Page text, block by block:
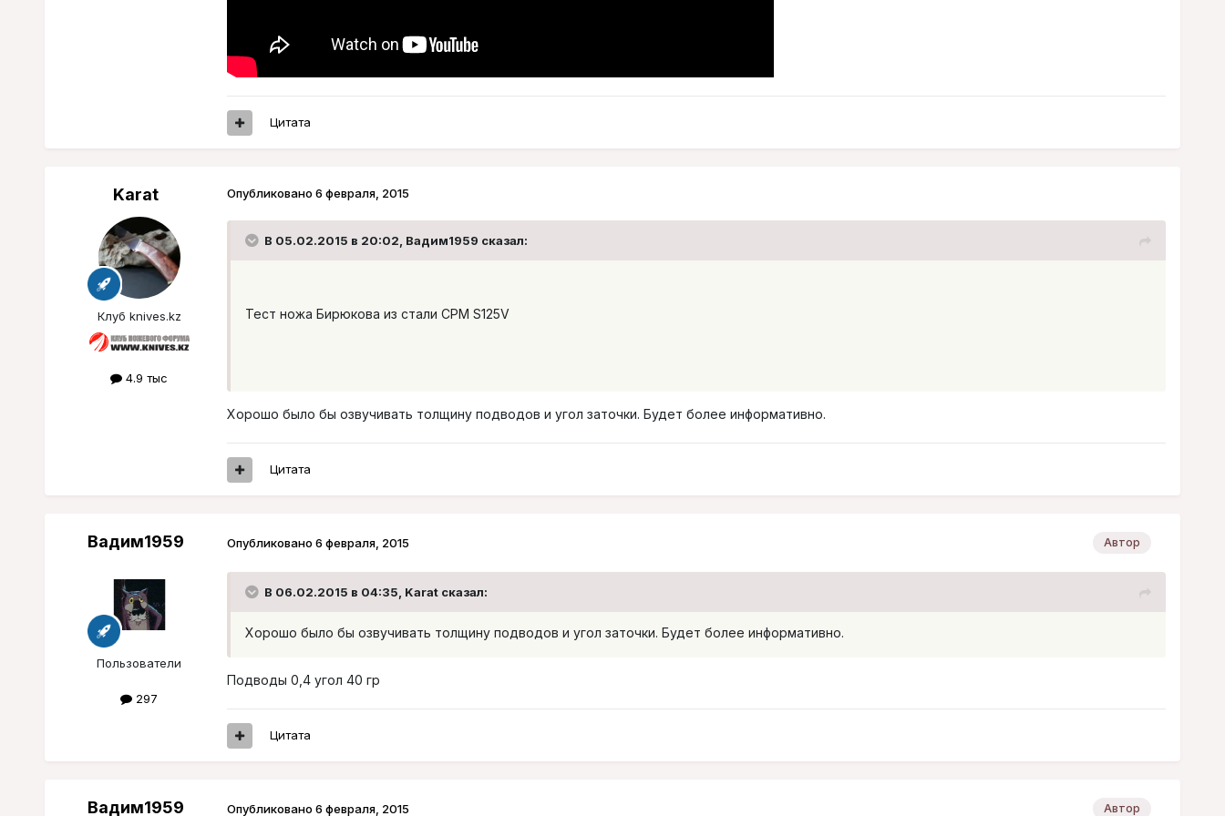
Цитата
Karat
Клуб knives.kz
4.9 тыс
Опубликовано 6 февраля, 2015
В 05.02.2015 в 20:02, Вадим1959 сказал:
Тест ножа Бирюкова из стали CPM S125V
Хорошо было бы озвучивать толщину подводов и угол заточки. Будет более информативно.
Цитата
Вадим1959
Пользователи
297
Автор
Опубликовано 6 февраля, 2015
В 06.02.2015 в 04:35, Karat сказал:
Хорошо было бы озвучивать толщину подводов и угол заточки. Будет более информативно.
Подводы 0,4 угол 40 гр
Цитата
Вадим1959 Автор
Опубликовано 6 февраля, 2015